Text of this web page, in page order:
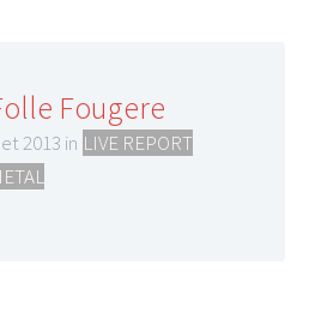
Fougere
2013 in LIVE REPORT